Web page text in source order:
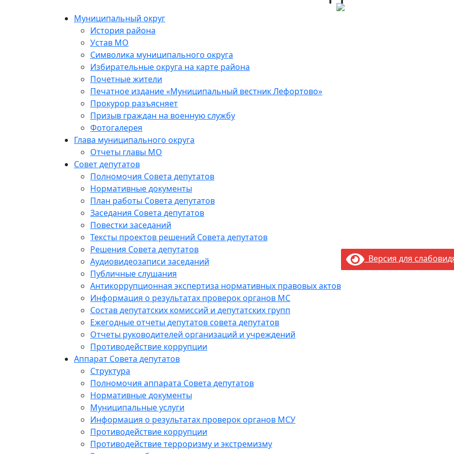
Муниципальный округ
История района
Устав МО
Символика муниципального округа
Избирательные округа на карте района
Почетные жители
Печатное издание «Муниципальный вестник Лефортово»
Прокурор разъясняет
Призыв граждан на военную службу
Фотогалерея
Глава муниципального округа
Отчеты главы МО
Совет депутатов
Полномочия Совета депутатов
Нормативные документы
План работы Совета депутатов
Заседания Cовета депутатов
Повестки заседаний
Тексты проектов решений Совета депутатов
Решения Совета депутатов
Аудиовидеозаписи заседаний
Публичные слушания
Антикоррупционная экспертиза нормативных правовых актов
Информация о результатах проверок органов МС
Состав депутатских комиссий и депутатских групп
Ежегодные отчеты депутатов совета депутатов
Отчеты руководителей организаций и учреждений
Противодействие коррупции
Аппарат Совета депутатов
Структура
Полномочия аппарата Совета депутатов
Нормативные документы
Муниципальные услуги
Информация о результатах проверок органов МСУ
Противодействие коррупции
Противодействие терроризму и экстремизму
Версия для